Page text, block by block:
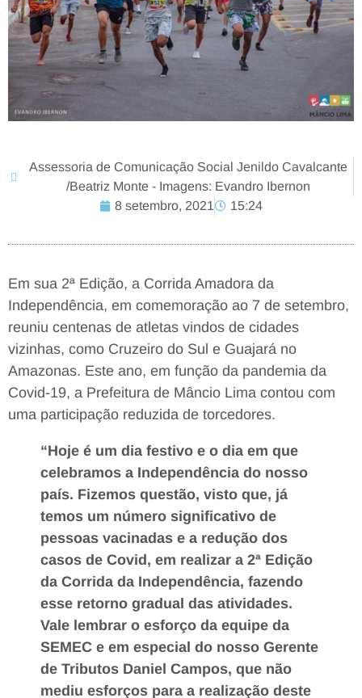
Assessoria de Comunicação Social Jenildo Cavalcante
/Beatriz Monte - Imagens: Evandro Ibernon
8 setembro, 2021
15:24
Em sua 2ª Edição, a Corrida Amadora da
Independência, em comemoração ao 7 de setembro,
reuniu centenas de atletas vindos de cidades
vizinhas, como Cruzeiro do Sul e Guajará no
Amazonas. Este ano, em função da pandemia da
Covid-19, a Prefeitura de Mâncio Lima contou com
uma participação reduzida de torcedores.
“Hoje é um dia festivo e o dia em que
celebramos a Independência do nosso
país. Fizemos questão, visto que, já
temos um número significativo de
pessoas vacinadas e a redução dos
casos de Covid, em realizar a 2ª Edição
da Corrida da Independência, fazendo
esse retorno gradual das atividades.
Vale lembrar o esforço da equipe da
SEMEC e em especial do nosso Gerente
de Tributos Daniel Campos, que não
mediu esforços para a realização deste